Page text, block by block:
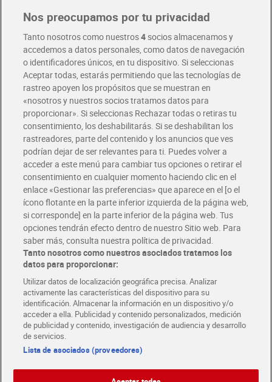
Pide hoy, recibe hoy
Envío gratis por compras superiores a 100€
Envío estandar por 4,99€
Glovo y Uber Eats
Solicita tu factura de Glovo o Uber Eats
Únete al CLUB Dia
Disfruta las ventajas y ofertas exclusivas.
Descárgate la APP Dia
Folletos y Tiendas
Descubre las mejores ofertas y busca tu tienda más cercana
Tarjeta MaX Dia
Te devuelve hasta 8€/mes de tus compras.
¡Solicita tu tarjeta de crédito aquí!
COMER MEJOR CADA DIA
COLABORA CON DIA ABRE TU TIENDA DIA CORPORATE
Nos preocupamos por tu privacidad
Tanto nosotros como nuestros4socios almacenamos y
accedemos a datos personales, como datos de navegación
o identificadores únicos, en tu dispositivo. Si seleccionas
Aceptar todas, estarás permitiendo que las tecnologías de
rastreo apoyen los propósitos que se muestran en
«nosotros y nuestros socios tratamos datos para
proporcionar». Si seleccionas Rechazar todas o retiras tu
consentimiento, los deshabilitarás. Si se deshabilitan los
rastreadores, parte del contenido y los anuncios que ves
podrían dejar de ser relevantes para ti. Puedes volver a
acceder a este menú para cambiar tus opciones o retirar el
consentimiento en cualquier momento haciendo clic en el
enlace «Gestionar las preferencias» que aparece en el [o el
ícono flotante en la parte inferior izquierda de la página web,
si corresponde] en la parte inferior de la página web. Tus
opciones tendrán efecto dentro de nuestro Sitio web. Para
saber más, consulta nuestra política de privacidad.
Tanto nosotros como nuestros asociados tratamos los
datos para proporcionar:
Utilizar datos de localización geográfica precisa. Analizar
activamente las características del dispositivo para su
identificación. Almacenar la información en un dispositivo y/o
acceder a ella. Publicidad y contenido personalizados, medición
de publicidad y contenido, investigación de audiencia y desarrollo
de servicios.
Lista de asociados (proveedores)